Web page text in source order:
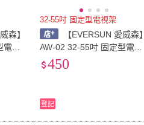
森】
視
32-55吋 固定型電視架
【EVERSUN 愛威森】
AW-02 32-55吋 固定型電視
架(電視壁掛架)
450
登記